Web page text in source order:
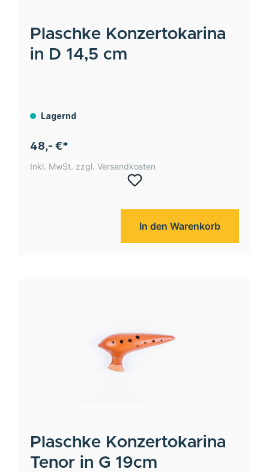
Plaschke Konzertokarina
in D 14,5 cm
Lagernd
48,- €*
Inkl. MwSt. zzgl. Versandkosten
In den Warenkorb
Plaschke Konzertokarina
Tenor in G 19cm